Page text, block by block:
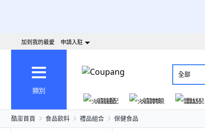
加到我的最愛 申請入駐
類別
全部
火箭速配 火箭跨境 嬰幼兒
酷澎首頁 食品飲料 禮品組合 保健食品